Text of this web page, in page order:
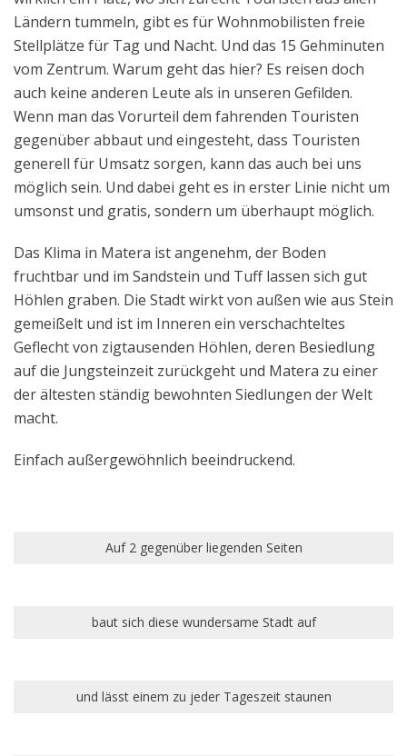
Ländern tummeln, gibt es für Wohnmobilisten freie
Stellplätze für Tag und Nacht. Und das 15 Gehminuten
vom Zentrum. Warum geht das hier? Es reisen doch
auch keine anderen Leute als in unseren Gefilden.
Wenn man das Vorurteil dem fahrenden Touristen
gegenüber abbaut und eingesteht, dass Touristen
generell für Umsatz sorgen, kann das auch bei uns
möglich sein. Und dabei geht es in erster Linie nicht um
umsonst und gratis, sondern um überhaupt möglich.
Das Klima in Matera ist angenehm, der Boden
fruchtbar und im Sandstein und Tuff lassen sich gut
Höhlen graben. Die Stadt wirkt von außen wie aus Stein
gemeißelt und ist im Inneren ein verschachteltes
Geflecht von zigtausenden Höhlen, deren Besiedlung
auf die Jungsteinzeit zurückgeht und Matera zu einer
der ältesten ständig bewohnten Siedlungen der Welt
macht.
Einfach außergewöhnlich beeindruckend.
Auf 2 gegenüber liegenden Seiten
baut sich diese wundersame Stadt auf
und lässt einem zu jeder Tageszeit staunen